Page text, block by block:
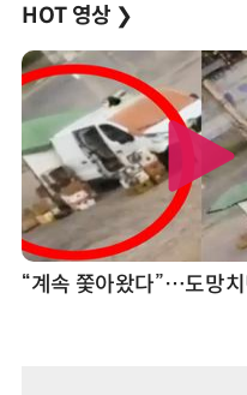
HOT 영상 ❯